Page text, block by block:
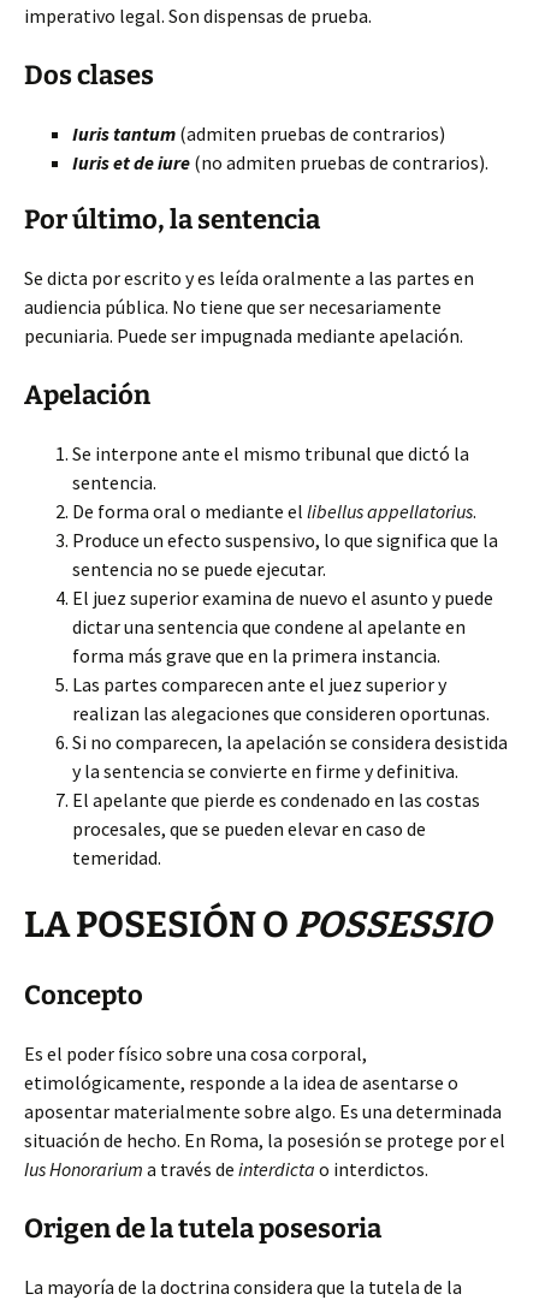
imperativo legal. Son dispensas de prueba.
Dos clases
Iuris tantum (admiten pruebas de contrarios)
Iuris et de iure (no admiten pruebas de contrarios).
Por último, la sentencia
Se dicta por escrito y es leída oralmente a las partes en
audiencia pública. No tiene que ser necesariamente
pecuniaria. Puede ser impugnada mediante apelación.
Apelación
Se interpone ante el mismo tribunal que dictó la
sentencia.
De forma oral o mediante el libellus appellatorius.
Produce un efecto suspensivo, lo que significa que la
sentencia no se puede ejecutar.
El juez superior examina de nuevo el asunto y puede
dictar una sentencia que condene al apelante en
forma más grave que en la primera instancia.
Las partes comparecen ante el juez superior y
realizan las alegaciones que consideren oportunas.
Si no comparecen, la apelación se considera desistida
y la sentencia se convierte en firme y definitiva.
El apelante que pierde es condenado en las costas
procesales, que se pueden elevar en caso de
temeridad.
LA POSESIÓN OPOSSESSIO
Concepto
Es el poder físico sobre una cosa corporal,
etimológicamente, responde a la idea de asentarse o
aposentar materialmente sobre algo. Es una determinada
situación de hecho. En Roma, la posesión se protege por el
Ius Honorarium a través de interdicta o interdictos.
Origen de la tutela posesoria
La mayoría de la doctrina considera que la tutela de la